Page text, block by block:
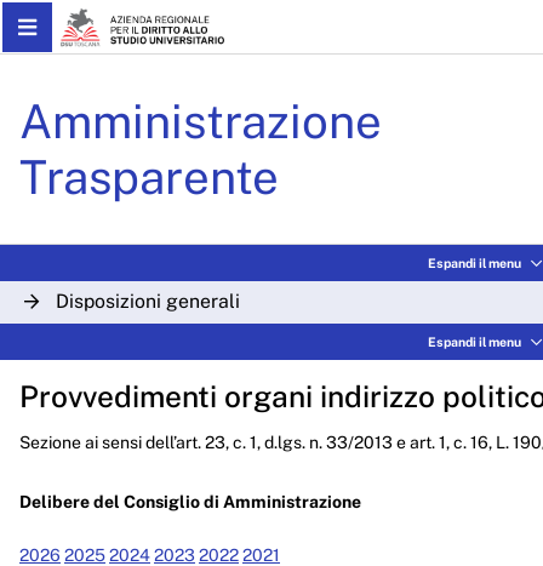
Skip to Main Content
Amministrazione
Trasparente
Espandi il menu
Disposizioni generali
Consulenti e collaboratori
Personale
Bandi di concorso
Performance
Espandi il menu
Provvedimenti organi indirizzo
Sezione ai sensi dell’art. 23, c. 1, d.lgs. n. 33/2013 e art. 1, c. 16, L.
Delibere del Consiglio di Amministrazione
2026 202520242023 20222021